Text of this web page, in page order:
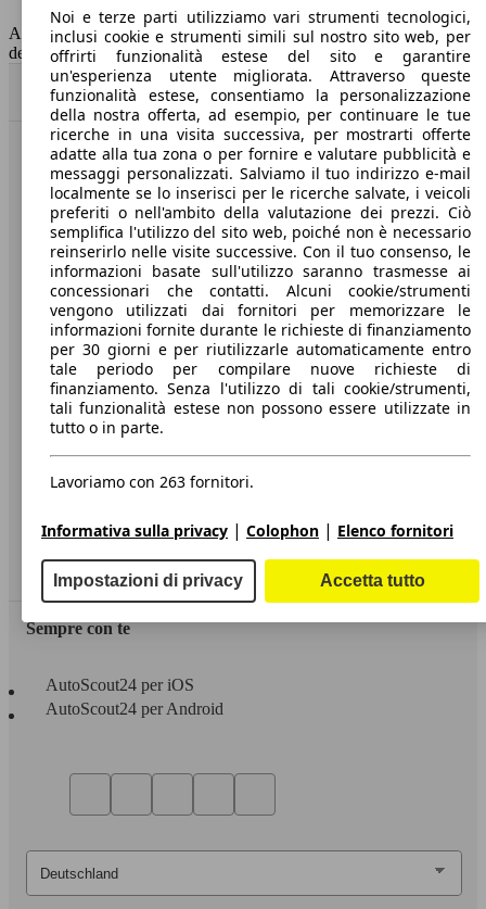
Capacità del serbatoio
53 l
AutoScout24 non si assume alcuna responsabilità per la correttezza
dei dati.
Torna su
Benvenuti su AutoScout24, il mercato auto europeo.
Società
A proposito di AutoScout24
Stampa
Media
Condizioni generali
Informazioni
Privacy
Dichiarazione di Accessibilità
Servizi
Area rivenditori
Sempre con te
AutoScout24 per iOS
AutoScout24 per Android
Noi e terze parti utilizziamo vari strumenti tecnologici,
inclusi cookie e strumenti simili sul nostro sito web, per
offrirti funzionalità estese del sito e garantire
un'esperienza utente migliorata. Attraverso queste
funzionalità estese, consentiamo la personalizzazione
della nostra offerta, ad esempio, per continuare le tue
ricerche in una visita successiva, per mostrarti offerte
adatte alla tua zona o per fornire e valutare pubblicità e
messaggi personalizzati. Salviamo il tuo indirizzo e-mail
localmente se lo inserisci per le ricerche salvate, i veicoli
preferiti o nell'ambito della valutazione dei prezzi. Ciò
semplifica l'utilizzo del sito web, poiché non è necessario
reinserirlo nelle visite successive. Con il tuo consenso, le
informazioni basate sull'utilizzo saranno trasmesse ai
concessionari che contatti. Alcuni cookie/strumenti
vengono utilizzati dai fornitori per memorizzare le
informazioni fornite durante le richieste di finanziamento
per 30 giorni e per riutilizzarle automaticamente entro
tale periodo per compilare nuove richieste di
finanziamento. Senza l'utilizzo di tali cookie/strumenti,
tali funzionalità estese non possono essere utilizzate in
tutto o in parte.
Lavoriamo con 263 fornitori.
Informativa sulla privacy | Colophon | Elenco fornitori
Impostazioni di privacy Accetta tutto